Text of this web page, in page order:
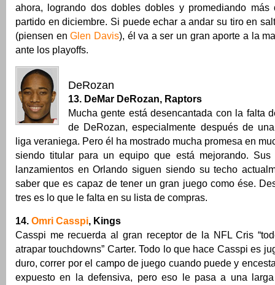
ahora, logrando dos dobles dobles y promediando más
partido en diciembre. Si puede echar a andar su tiro en
(piensen enGlen Davis), él va a ser un gran aporte a la
ante los playoffs.
DeRozan
13. DeMar DeRozan, Raptors
Mucha gente está desencantada con la falta
de DeRozan, especialmente después de
liga veraniega. Pero él ha mostrado mucha promesa en
siendo titular para un equipo que está mejorando.
lanzamientos en Orlando siguen siendo su techo
saber que es capaz de tener un gran juego como ése.
tres es lo que le falta en su lista de compras.
14. Omri Casspi, Kings
Casspi me recuerda al gran receptor de la NFL Cris
atrapar touchdowns” Carter. Todo lo que hace Casspi es
duro, correr por el campo de juego cuando puede y
expuesto en la defensiva, pero eso le pasa a una